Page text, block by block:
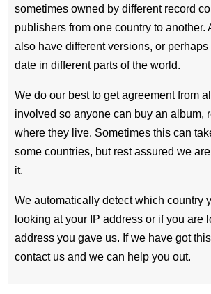
sometimes owned by different record
publishers from one country to another.
also have different versions, or
date in different parts of the world.
We do our best to get agreement from
involved so anyone can buy an album,
where they live. Sometimes this can
some countries, but rest assured we
it.
We automatically detect which country
looking at your IP address or if you are
address you gave us. If we have got
contact us and we can help you out.